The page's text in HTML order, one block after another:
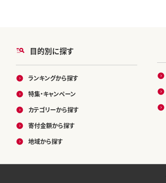
目的別に探す
ランキングから探す
特集・キャンペーン
カテゴリーから探す
寄付金額から探す
地域から探す